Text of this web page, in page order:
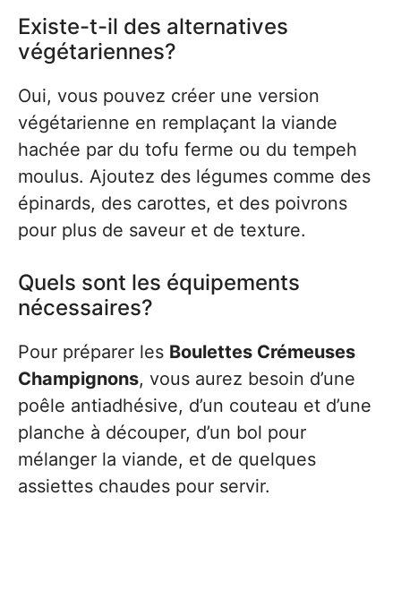
Existe-t-il des alternatives
végétariennes?
Oui, vous pouvez créer une version
végétarienne en remplaçant la viande
hachée par du tofu ferme ou du tempeh
moulus. Ajoutez des légumes comme des
épinards, des carottes, et des poivrons
pour plus de saveur et de texture.
Quels sont les équipements
nécessaires?
Pour préparer les Boulettes Crémeuses
Champignons, vous aurez besoin d’une
poêle antiadhésive, d’un couteau et d’une
planche à découper, d’un bol pour
mélanger la viande, et de quelques
assiettes chaudes pour servir.